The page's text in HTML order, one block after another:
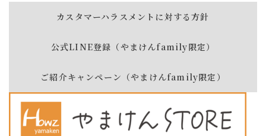
カスタマーハラスメントに対する方針
公式LINE登録（やまけんfamily限定）
ご紹介キャンペーン（やまけんfamily限定）